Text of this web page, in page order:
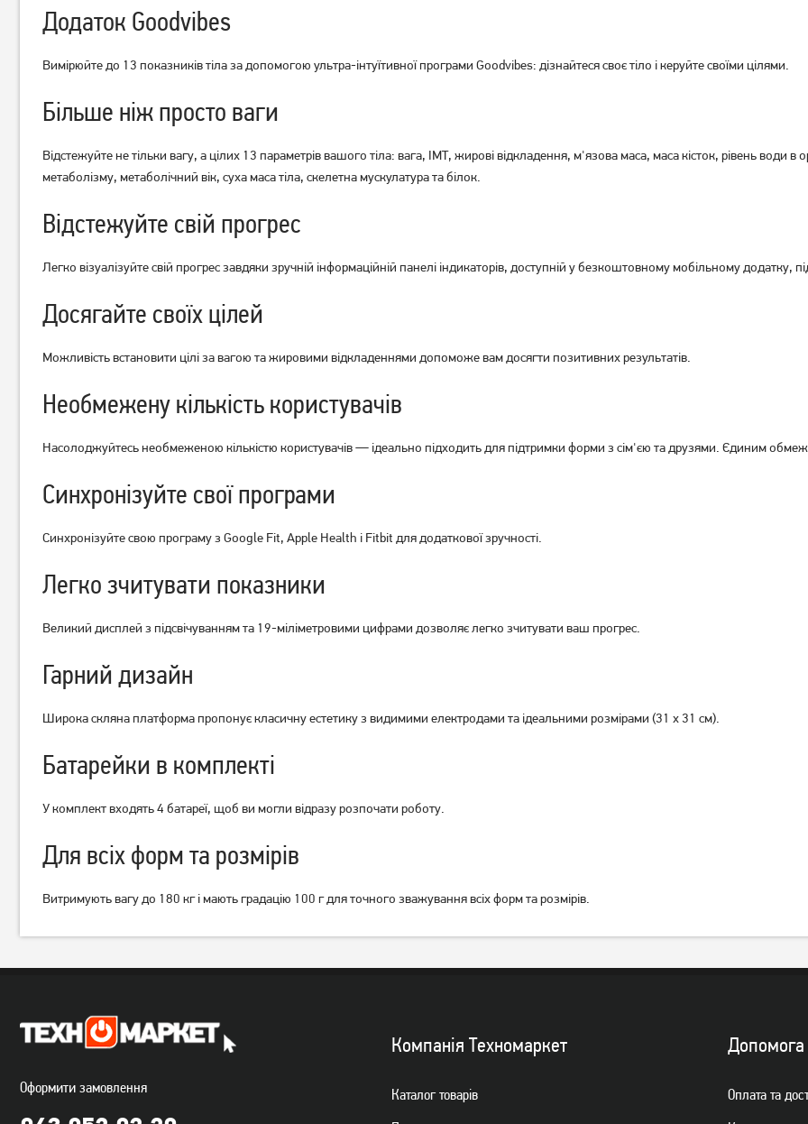
965LEAVES
379грн
BES-GRA10
379грн
RSB20W
BES-BLG
Підлогові ваги Ardesto SCB-
529грн
419
Підлогові ваги електронні
529грн
419
Підлогові ваги електронні
Підлогові ваги електронні
Додаток Goodvibes
Вимірюйте до 13 показників тіла за допомогою ультра-інтуїтивної програми Goodvibes: дізнайтеся своє тіло і керуйте своїми цілями.
Більше ніж просто ваги
Відстежуйте не тільки вагу, а цілих 13 параметрів вашого тіла: вага, ІМТ, жирові відкладення, м'язова маса, маса кісток, рівень води
метаболізму, метаболічний вік, суха маса тіла, скелетна мускулатура та білок.
Відстежуйте свій прогрес
Легко візуалізуйте свій прогрес завдяки зручній інформаційній панелі індикаторів, доступній у безкоштовному мобільному
Досягайте своїх цілей
Можливість встановити цілі за вагою та жировими відкладеннями допоможе вам досягти позитивних результатів.
Необмежену кількість користувачів
Насолоджуйтесь необмеженою кількістю користувачів — ідеально підходить для підтримки форми з сім'єю та друзями. Єдиним
Синхронізуйте свої програми
Синхронізуйте свою програму з Google Fit, Apple Health і Fitbit для додаткової зручності.
Легко зчитувати показники
Великий дисплей з підсвічуванням та 19-міліметровими цифрами дозволяє легко зчитувати ваш прогрес.
Гарний дизайн
Широка скляна платформа пропонує класичну естетику з видимими електродами та ідеальними розмірами (31 x 31 см).
Батарейки в комплекті
У комплект входять 4 батареї, щоб ви могли відразу розпочати роботу.
Для всіх форм та розмірів
Витримують вагу до 180 кг і мають градацію 100 г для точного зважування всіх форм та розмірів.
Оформити замовлення
Компанiя Техномаркет
Каталог товарiв
Допомога
Оплата та